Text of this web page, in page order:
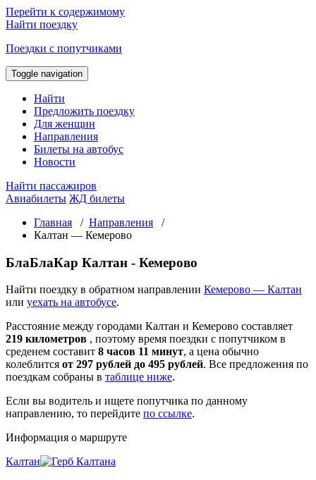
Перейти к содержимому
Найти поездку
Поездки с попутчиками
Toggle navigation
Найти
Предложить поездку
Для женщин
Направления
Билеты на автобус
Новости
Найти пассажиров
Авиабилеты ЖД билеты
Главная / Направления /
Калтан — Кемерово
БлаБлаКар Калтан - Кемерово
Найти поездку в обратном направлении Кемерово — Калтан
или уехать на автобусе.
Расстояние между городами Калтан и Кемерово составляет
219 километров , поэтому время поездки с попутчиком в
среденем составит 8 часов 11 минут, а цена обычно
колеблится от 297 рублей до 495 рублей. Все предложения по
поездкам собраны в таблице ниже.
Если вы водитель и ищете попутчика по данному
направлению, то перейдите по ссылке.
Информация о маршруте
Калтан